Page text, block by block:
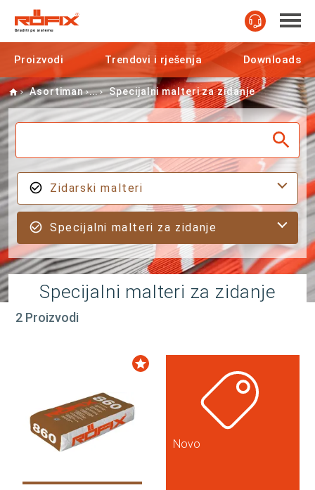
Proizvodi Trendovi i rješenja Downloads
Home
Asortiman Specijalni malteri za zidanje
Zidarski malteri
Specijalni malteri za zidanje
Specijalni malteri za zidanje
2 Proizvodi
Novo